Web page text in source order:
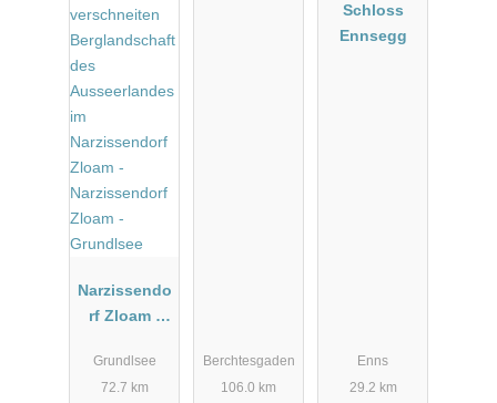
Narzissendo
rf Zloam -
Grundlsee
72.7 km
Berchtesgaden
106.0 km
Schloss
Ennsegg
Enns
29.2 km